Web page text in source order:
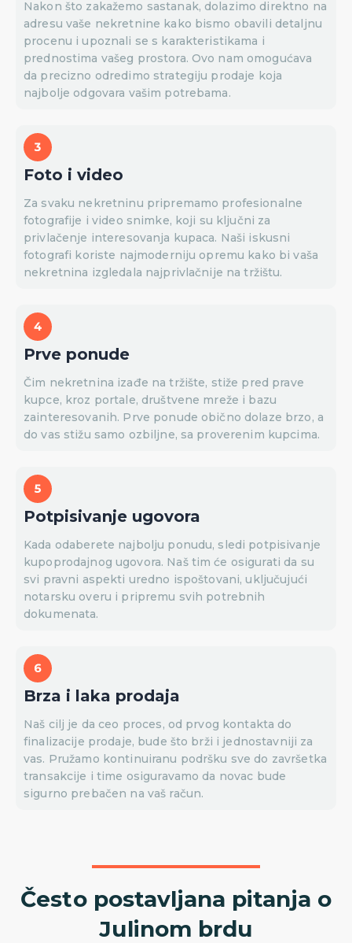
Nakon što zakažemo sastanak, dolazimo direktno na
adresu vaše nekretnine kako bismo obavili detaljnu
procenu i upoznali se s karakteristikama i
prednostima vašeg prostora. Ovo nam omogućava
da precizno odredimo strategiju prodaje koja
najbolje odgovara vašim potrebama.
Foto i video
Za svaku nekretninu pripremamo profesionalne
fotografije i video snimke, koji su ključni za
privlačenje interesovanja kupaca. Naši iskusni
fotografi koriste najmoderniju opremu kako bi vaša
nekretnina izgledala najprivlačnije na tržištu.
Prve ponude
Čim nekretnina izađe na tržište, stiže pred prave
kupce, kroz portale, društvene mreže i bazu
zainteresovanih. Prve ponude obično dolaze brzo, a
do vas stižu samo ozbiljne, sa proverenim kupcima.
Potpisivanje ugovora
Kada odaberete najbolju ponudu, sledi potpisivanje
kupoprodajnog ugovora. Naš tim će osigurati da su
svi pravni aspekti uredno ispoštovani, uključujući
notarsku overu i pripremu svih potrebnih
dokumenata.
Brza i laka prodaja
Naš cilj je da ceo proces, od prvog kontakta do
finalizacije prodaje, bude što brži i jednostavniji za
vas. Pružamo kontinuiranu podršku sve do završetka
transakcije i time osiguravamo da novac bude
sigurno prebačen na vaš račun.
Često postavljana pitanja o
Julinom brdu